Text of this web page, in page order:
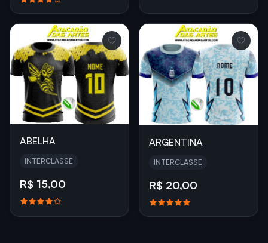
ABELHA
INTERCLASSE
R$ 15,00
ARGENTINA
INTERCLASSE
R$ 20,00